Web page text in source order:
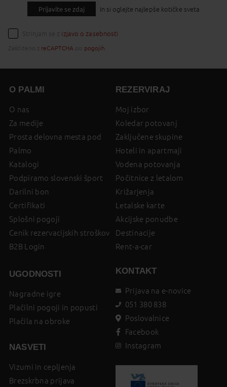
Prijavite se zdaj In si oglejte najlepše kotičke sveta
Strinjam se z izjavo o zasebnosti
Zaščiteno z reCAPTCHA pogojih
O PALMI
O nas
Za medije
Prosta delovna mesta pod
Palmo
Katalogi
Podpiramo slovenski šport
Darilni bon
Certifikati
Splošni pogoji
Cenik rezervacijskih stroškov
B2B Login
UGODNOSTI
Nagradne igre
Plačilni pogoji in popusti
Plačila na obroke
NASVETI
Vizumi in cepljenja
Brezskrbna prijava
REZERVIRAJ
Moj izbor
Koledar potovanj
Zaključene skupine
Hoteli in apartmaji
Vodena potovanja
Počitnice z letalom
Križarjenja
Letalske karte
Akcijske ponudbe
Destinacije
Rent-a-car
KONTAKT
Prijava na e-novice
051 380 838
Poslovalnice
Facebook
Instagram